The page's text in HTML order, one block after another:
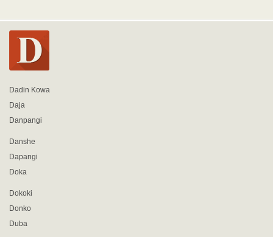
Dadin Kowa
Daja
Danpangi
Danshe
Dapangi
Doka
Dokoki
Donko
Duba